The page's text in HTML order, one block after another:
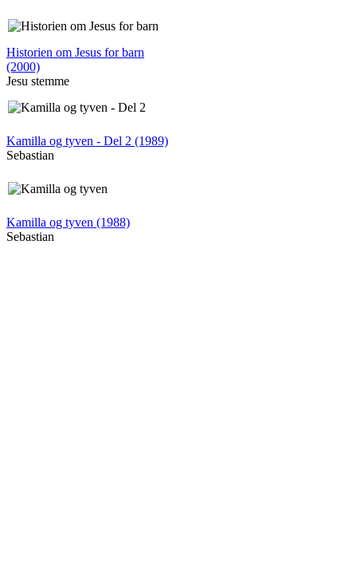
Historien om Jesus for barn
(2000)
Jesu stemme
Kamilla og tyven - Del 2 (1989)
Sebastian
Kamilla og tyven (1988)
Sebastian